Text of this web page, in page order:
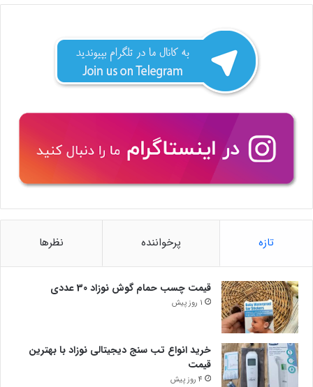
تازه پرخواننده نظرها
قیمت چسب حمام گوش نوزاد 30 عددی
1 روز پیش
خرید انواع تب سنج دیجیتالی نوزاد با بهترین
قیمت
4 روز پیش